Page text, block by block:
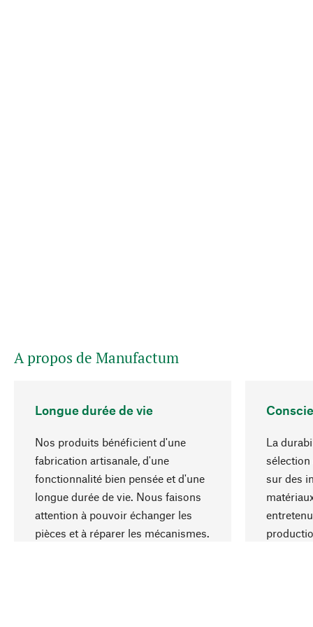
A propos de Manufactum
Longue durée de vie
Nos produits bénéficient d'une
fabrication artisanale, d'une
fonctionnalité bien pensée et d'une
longue durée de vie. Nous faisons
attention à pouvoir échanger les
pièces et à réparer les mécanismes.
La
sur des